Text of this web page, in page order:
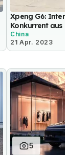
Xpeng G6:
Konkurrent aus
China
21 Apr. 2023
5